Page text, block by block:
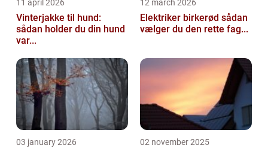
11 april 2026
Vinterjakke til hund:
sådan holder du din hund
var...
12 march 2026
Elektriker birkerød sådan
vælger du den rette fag...
03 january 2026 02 november 2025